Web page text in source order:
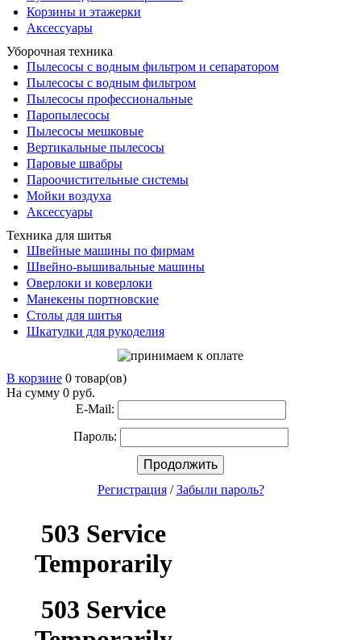
Корзины и этажерки
Аксессуары
Уборочная техника
Пылесосы с водным фильтром и сепаратором
Пылесосы с водным фильтром
Пылесосы профессиональные
Паропылесосы
Пылесосы мешковые
Вертикальные пылесосы
Паровые швабры
Пароочистительные системы
Мойки воздуха
Аксессуары
Техника для шитья
Швейные машины по фирмам
Швейно-вышивальные машины
Оверлоки и коверлоки
Манекены портновские
Столы для шитья
Шкатулки для рукоделия
В корзине 0 товар(ов)
На сумму 0 руб.
E-Mail:
Пароль:
Продолжить
Регистрация/Забыли пароль?